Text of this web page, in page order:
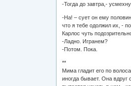
-Тогда до завтра,-
-На! – сует он ему
что я тебе одолжил их, -
Карлос чуть
-Ладно. Игранем?
-Потом. Пока.
**
Мима гладит его по
иногда бывает. Она вдруг